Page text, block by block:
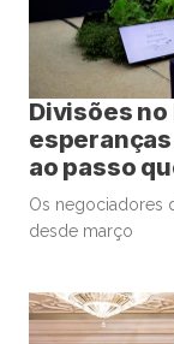
Divisões
esperanças
ao passo
Os negociadores
desde março